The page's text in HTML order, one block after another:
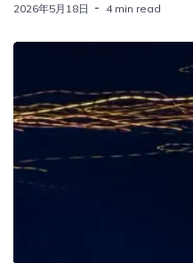
2026年5月18日 4 min read